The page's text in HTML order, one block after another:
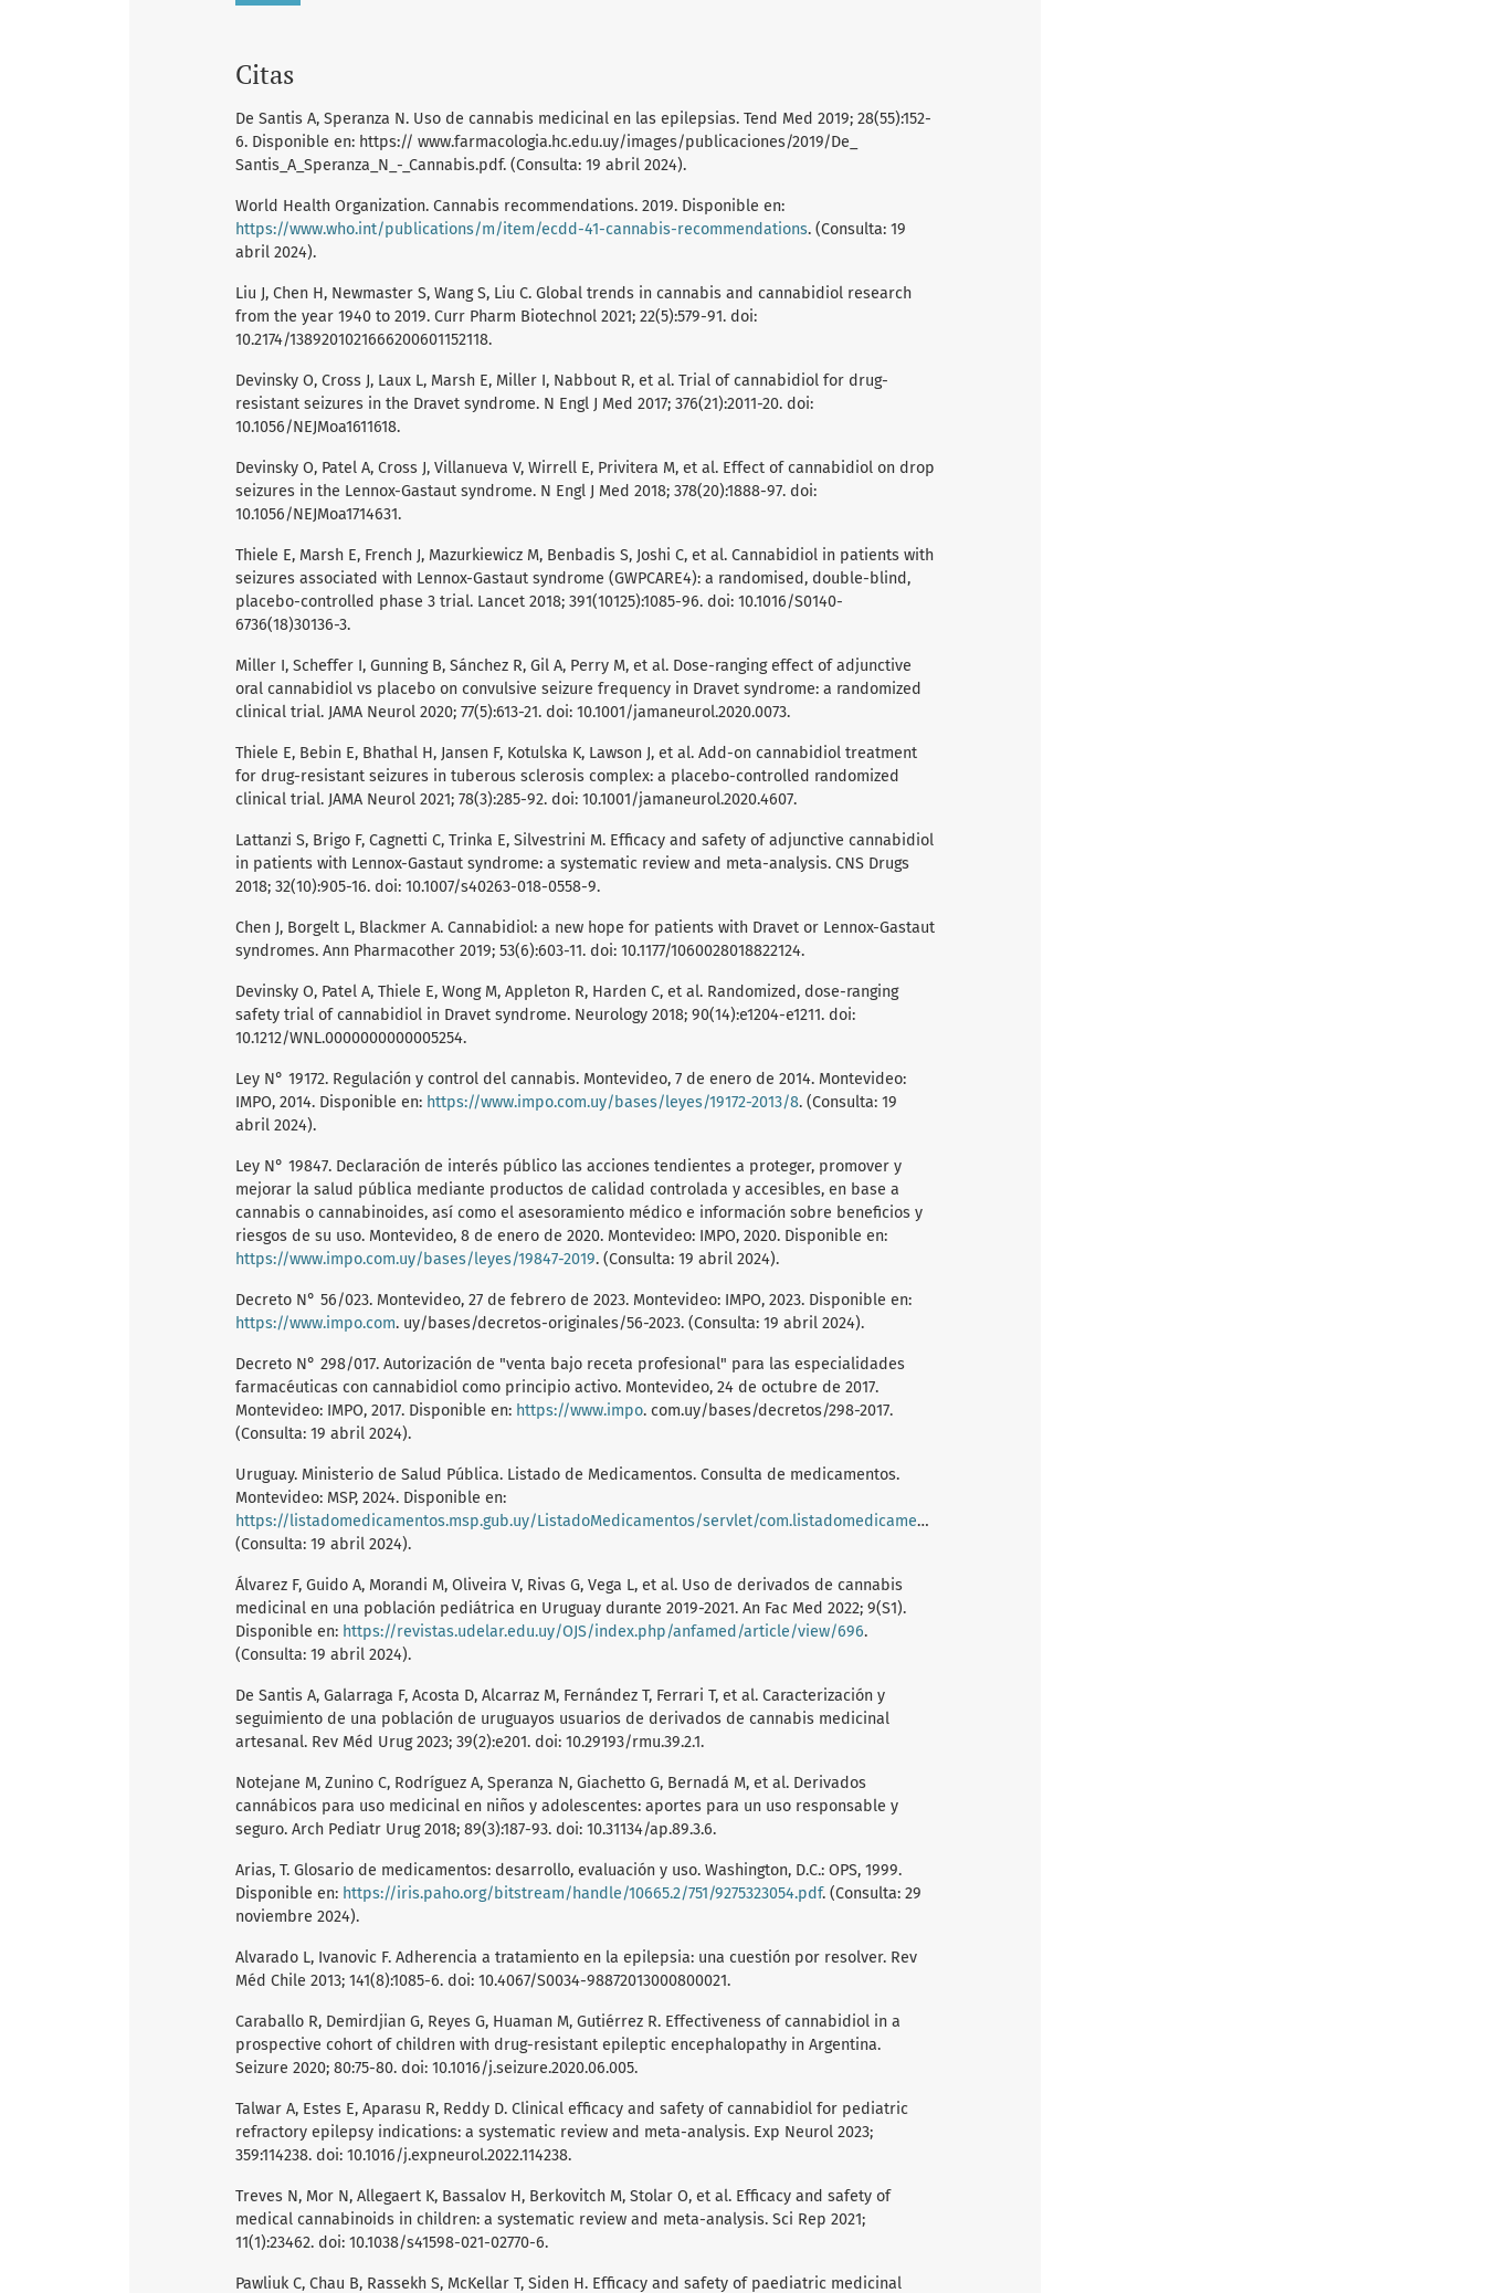
Citas
De Santis A, Speranza N. Uso de cannabis medicinal en las epilepsias. Tend Med 2019; 28(55):152-
6. Disponible en: https:// www.farmacologia.hc.edu.uy/images/publicaciones/2019/De_
Santis_A_Speranza_N_-_Cannabis.pdf. (Consulta: 19 abril 2024).
World Health Organization. Cannabis recommendations. 2019. Disponible en:
https://www.who.int/publications/m/item/ecdd-41-cannabis-recommendations. (Consulta: 19
abril 2024).
Liu J, Chen H, Newmaster S, Wang S, Liu C. Global trends in cannabis and cannabidiol research
from the year 1940 to 2019. Curr Pharm Biotechnol 2021; 22(5):579-91. doi:
10.2174/1389201021666200601152118.
Devinsky O, Cross J, Laux L, Marsh E, Miller I, Nabbout R, et al. Trial of cannabidiol for drug-
resistant seizures in the Dravet syndrome. N Engl J Med 2017; 376(21):2011-20. doi:
10.1056/NEJMoa1611618.
Devinsky O, Patel A, Cross J, Villanueva V, Wirrell E, Privitera M, et al. Effect of cannabidiol on drop
seizures in the Lennox-Gastaut syndrome. N Engl J Med 2018; 378(20):1888-97. doi:
10.1056/NEJMoa1714631.
Thiele E, Marsh E, French J, Mazurkiewicz M, Benbadis S, Joshi C, et al. Cannabidiol in patients with
seizures associated with Lennox-Gastaut syndrome (GWPCARE4): a randomised, double-blind,
placebo-controlled phase 3 trial. Lancet 2018; 391(10125):1085-96. doi: 10.1016/S0140-
6736(18)30136-3.
Miller I, Scheffer I, Gunning B, Sánchez R, Gil A, Perry M, et al. Dose-ranging effect of adjunctive
oral cannabidiol vs placebo on convulsive seizure frequency in Dravet syndrome: a randomized
clinical trial. JAMA Neurol 2020; 77(5):613-21. doi: 10.1001/jamaneurol.2020.0073.
Thiele E, Bebin E, Bhathal H, Jansen F, Kotulska K, Lawson J, et al. Add-on cannabidiol treatment
for drug-resistant seizures in tuberous sclerosis complex: a placebo-controlled randomized
clinical trial. JAMA Neurol 2021; 78(3):285-92. doi: 10.1001/jamaneurol.2020.4607.
Lattanzi S, Brigo F, Cagnetti C, Trinka E, Silvestrini M. Efficacy and safety of adjunctive cannabidiol
in patients with Lennox-Gastaut syndrome: a systematic review and meta-analysis. CNS Drugs
2018; 32(10):905-16. doi: 10.1007/s40263-018-0558-9.
Chen J, Borgelt L, Blackmer A. Cannabidiol: a new hope for patients with Dravet or Lennox-Gastaut
syndromes. Ann Pharmacother 2019; 53(6):603-11. doi: 10.1177/1060028018822124.
Devinsky O, Patel A, Thiele E, Wong M, Appleton R, Harden C, et al. Randomized, dose-ranging
safety trial of cannabidiol in Dravet syndrome. Neurology 2018; 90(14):e1204-e1211. doi:
10.1212/WNL.0000000000005254.
Ley N° 19172. Regulación y control del cannabis. Montevideo, 7 de enero de 2014. Montevideo:
IMPO, 2014. Disponible en: https://www.impo.com.uy/bases/leyes/19172-2013/8. (Consulta: 19
abril 2024).
Ley N° 19847. Declaración de interés público las acciones tendientes a proteger, promover y
mejorar la salud pública mediante productos de calidad controlada y accesibles, en base a
cannabis o cannabinoides, así como el asesoramiento médico e información sobre beneficios y
riesgos de su uso. Montevideo, 8 de enero de 2020. Montevideo: IMPO, 2020. Disponible en:
https://www.impo.com.uy/bases/leyes/19847-2019. (Consulta: 19 abril 2024).
Decreto N° 56/023. Montevideo, 27 de febrero de 2023. Montevideo: IMPO, 2023. Disponible en:
https://www.impo.com. uy/bases/decretos-originales/56-2023. (Consulta: 19 abril 2024).
Decreto N° 298/017. Autorización de "venta bajo receta profesional" para las especialidades
farmacéuticas con cannabidiol como principio activo. Montevideo, 24 de octubre de 2017.
Montevideo: IMPO, 2017. Disponible en: https://www.impo. com.uy/bases/decretos/298-2017.
(Consulta: 19 abril 2024).
Uruguay. Ministerio de Salud Pública. Listado de Medicamentos. Consulta de medicamentos.
Montevideo: MSP, 2024. Disponible en:
https://listadomedicamentos.msp.gub.uy/ListadoMedicamentos/servlet/com.listadomedicamentos.listadomedicamentos
(Consulta: 19 abril 2024).
Álvarez F, Guido A, Morandi M, Oliveira V, Rivas G, Vega L, et al. Uso de derivados de cannabis
medicinal en una población pediátrica en Uruguay durante 2019-2021. An Fac Med 2022; 9(S1).
Disponible en: https://revistas.udelar.edu.uy/OJS/index.php/anfamed/article/view/696.
(Consulta: 19 abril 2024).
De Santis A, Galarraga F, Acosta D, Alcarraz M, Fernández T, Ferrari T, et al. Caracterización y
seguimiento de una población de uruguayos usuarios de derivados de cannabis medicinal
artesanal. Rev Méd Urug 2023; 39(2):e201. doi: 10.29193/rmu.39.2.1.
Notejane M, Zunino C, Rodríguez A, Speranza N, Giachetto G, Bernadá M, et al. Derivados
cannábicos para uso medicinal en niños y adolescentes: aportes para un uso responsable y
seguro. Arch Pediatr Urug 2018; 89(3):187-93. doi: 10.31134/ap.89.3.6.
Arias, T. Glosario de medicamentos: desarrollo, evaluación y uso. Washington, D.C.: OPS, 1999.
Disponible en: https://iris.paho.org/bitstream/handle/10665.2/751/9275323054.pdf. (Consulta: 29
noviembre 2024).
Alvarado L, Ivanovic F. Adherencia a tratamiento en la epilepsia: una cuestión por resolver. Rev
Méd Chile 2013; 141(8):1085-6. doi: 10.4067/S0034-98872013000800021.
Caraballo R, Demirdjian G, Reyes G, Huaman M, Gutiérrez R. Effectiveness of cannabidiol in a
prospective cohort of children with drug-resistant epileptic encephalopathy in Argentina.
Seizure 2020; 80:75-80. doi: 10.1016/j.seizure.2020.06.005.
Talwar A, Estes E, Aparasu R, Reddy D. Clinical efficacy and safety of cannabidiol for pediatric
refractory epilepsy indications: a systematic review and meta-analysis. Exp Neurol 2023;
359:114238. doi: 10.1016/j.expneurol.2022.114238.
Treves N, Mor N, Allegaert K, Bassalov H, Berkovitch M, Stolar O, et al. Efficacy and safety of
medical cannabinoids in children: a systematic review and meta-analysis. Sci Rep 2021;
11(1):23462. doi: 10.1038/s41598-021-02770-6.
Pawliuk C, Chau B, Rassekh S, McKellar T, Siden H. Efficacy and safety of paediatric medicinal